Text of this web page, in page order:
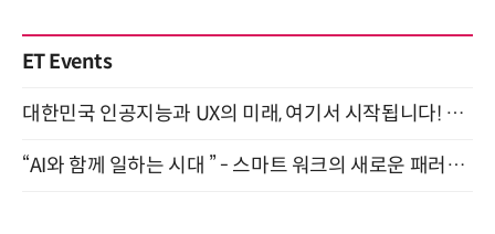
ET Events
대한민국 인공지능과 UX의 미래, 여기서 시작됩니다! UX Korea 2026 - Fall 9월 2일 개최
“AI와 함께 일하는 시대 ” - 스마트 워크의 새로운 패러다임 (9/11)